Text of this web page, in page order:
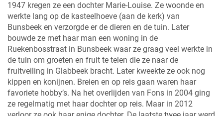
1947 kregen ze een dochter Marie-Louise. Ze woonde en
werkte lang op de kasteelhoeve (aan de kerk) van
Bunsbeek en verzorgde er de dieren en de tuin. Later
bouwde ze met haar man een woning in de
Ruekenbosstraat in Bunsbeek waar ze graag veel werkte in
de tuin om groeten en fruit te telen die ze naar de
fruitveiling in Glabbeek bracht. Later kweekte ze ook nog
kippen en konijnen. Breien en op reis gaan waren haar
favoriete hobby’s. Na het overlijden van Fons in 2004 ging
ze regelmatig met haar dochter op reis. Maar in 2012